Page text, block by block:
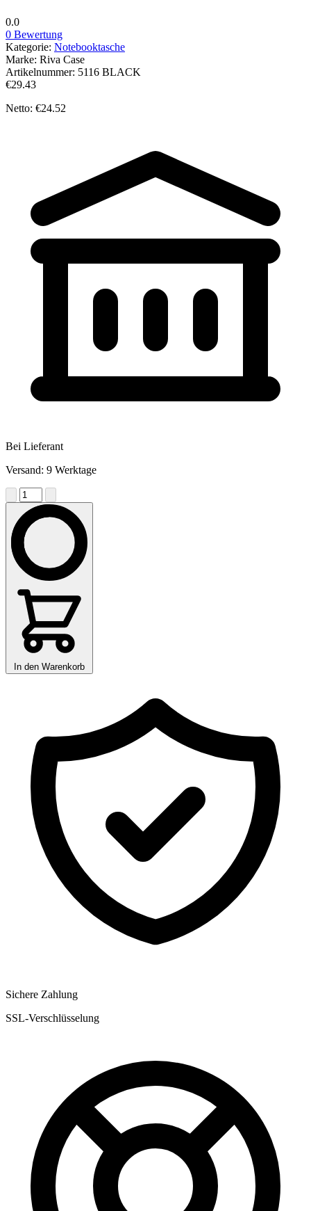
0.0
0 Bewertung
Kategorie: Notebooktasche
Marke: Riva Case
Artikelnummer: 5116 BLACK
€29.43
Netto: €24.52
Bei Lieferant
Versand: 9 Werktage
In den Warenkorb
Sichere Zahlung
SSL-Verschlüsselung